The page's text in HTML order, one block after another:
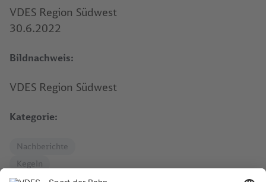
VDES Region Südwest
30.6.2022
Bildnachweis:
VDES Region Südwest
Kategorie:
Nachberichte
Kegeln